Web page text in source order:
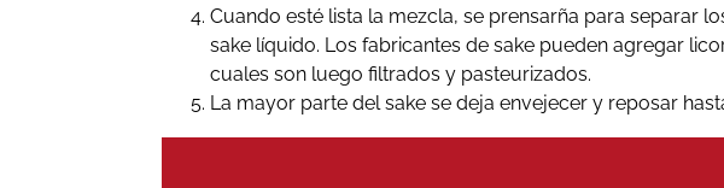
Cuando esté lista la mezcla, se prensarña para separar
sake líquido. Los fabricantes de sake pueden agregar
cuales son luego filtrados y pasteurizados.
La mayor parte del sake se deja envejecer y reposar